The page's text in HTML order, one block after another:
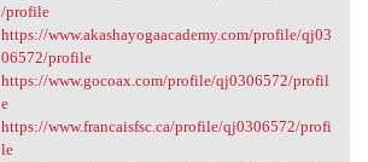
/profile
https://www.akashayogaacademy.com/profile/qj03
06572/profile
https://www.gocoax.com/profile/qj0306572/profil
e
https://www.francaisfsc.ca/profile/qj0306572/profi
le